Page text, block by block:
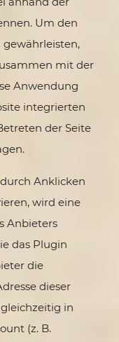
Um den
gewährleisten,
mit der
Anwendung
integrierten
der Seite
Anklicken
wird eine
Anbieters
das Plugin
die
dieser
in
(z. B.